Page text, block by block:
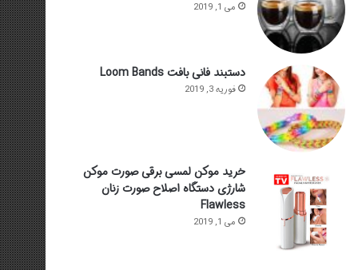
می 1, 2019
دستبند فانی بافت Loom Bands
فوریه 3, 2019
خرید موکن لمسی برقی صورت موکن
شارژی دستگاه اصلاح صورت زنان
Flawless
می 1, 2019